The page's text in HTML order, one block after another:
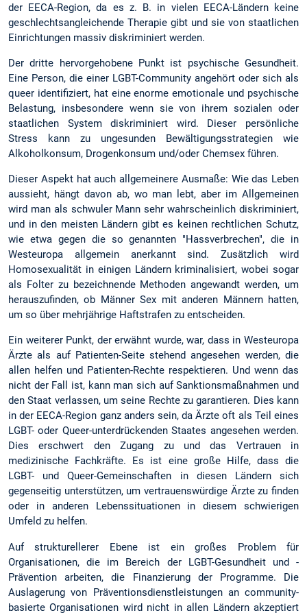
der EECA-Region, da es z. B. in vielen EECA-Ländern keine
geschlechtsangleichende Therapie gibt und sie von staatlichen
Einrichtungen massiv diskriminiert werden.
Der dritte hervorgehobene Punkt ist psychische Gesundheit.
Eine Person, die einer LGBT-Community angehört oder sich als
queer identifiziert, hat eine enorme emotionale und psychische
Belastung, insbesondere wenn sie von ihrem sozialen oder
staatlichen System diskriminiert wird. Dieser persönliche
Stress kann zu ungesunden Bewältigungsstrategien wie
Alkoholkonsum, Drogenkonsum und/oder Chemsex führen.
Dieser Aspekt hat auch allgemeinere Ausmaße: Wie das Leben
aussieht, hängt davon ab, wo man lebt, aber im Allgemeinen
wird man als schwuler Mann sehr wahrscheinlich diskriminiert,
und in den meisten Ländern gibt es keinen rechtlichen Schutz,
wie etwa gegen die so genannten "Hassverbrechen", die in
Westeuropa allgemein anerkannt sind. Zusätzlich wird
Homosexualität in einigen Ländern kriminalisiert, wobei sogar
als Folter zu bezeichnende Methoden angewandt werden, um
herauszufinden, ob Männer Sex mit anderen Männern hatten,
um so über mehrjährige Haftstrafen zu entscheiden.
Ein weiterer Punkt, der erwähnt wurde, war, dass in Westeuropa
Ärzte als auf Patienten-Seite stehend angesehen werden, die
allen helfen und Patienten-Rechte respektieren. Und wenn das
nicht der Fall ist, kann man sich auf Sanktionsmaßnahmen und
den Staat verlassen, um seine Rechte zu garantieren. Dies kann
in der EECA-Region ganz anders sein, da Ärzte oft als Teil eines
LGBT- oder Queer-unterdrückenden Staates angesehen werden.
Dies erschwert den Zugang zu und das Vertrauen in
medizinische Fachkräfte. Es ist eine große Hilfe, dass die
LGBT- und Queer-Gemeinschaften in diesen Ländern sich
gegenseitig unterstützen, um vertrauenswürdige Ärzte zu finden
oder in anderen Lebenssituationen in diesem schwierigen
Umfeld zu helfen.
Auf strukturellerer Ebene ist ein großes Problem für
Organisationen, die im Bereich der LGBT-Gesundheit und -
Prävention arbeiten, die Finanzierung der Programme. Die
Auslagerung von Präventionsdienstleistungen an community-
basierte Organisationen wird nicht in allen Ländern akzeptiert